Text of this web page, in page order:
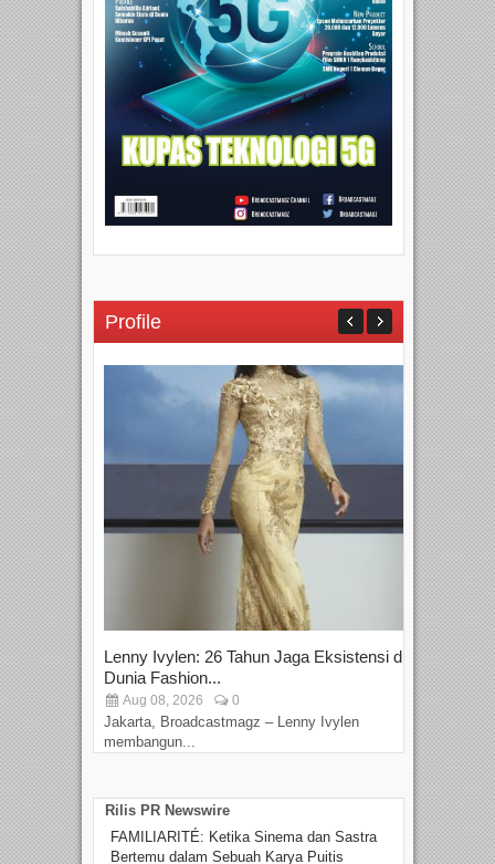
Profile
Lenny Ivylen: 26 Tahun Jaga Eksistensi di
Dunia Fashion...
Aug 08, 2026 0
Jakarta, Broadcastmagz – Lenny Ivylen
membangun...
Rilis PR Newswire
FAMILIARITÉ: Ketika Sinema dan Sastra
Bertemu dalam Sebuah Karya Puitis